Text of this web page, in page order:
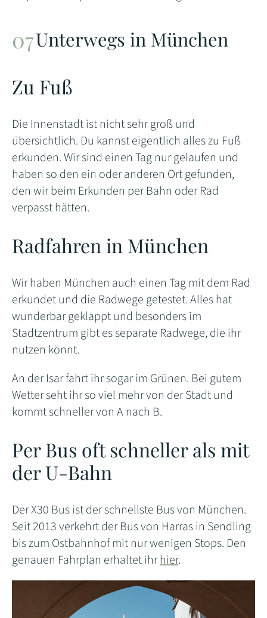
Unterwegs in München
Zu Fuß
Die Innenstadt ist nicht sehr groß und
übersichtlich. Du kannst eigentlich alles zu Fuß
erkunden. Wir sind einen Tag nur gelaufen und
haben so den ein oder anderen Ort gefunden,
den wir beim Erkunden per Bahn oder Rad
verpasst hätten.
Radfahren in München
Wir haben München auch einen Tag mit dem Rad
erkundet und die Radwege getestet. Alles hat
wunderbar geklappt und besonders im
Stadtzentrum gibt es separate Radwege, die ihr
nutzen könnt.
An der Isar fahrt ihr sogar im Grünen. Bei gutem
Wetter seht ihr so viel mehr von der Stadt und
kommt schneller von A nach B.
Per Bus oft schneller als mit
der U-Bahn
Der X30 Bus ist der schnellste Bus von München.
Seit 2013 verkehrt der Bus von Harras in Sendling
bis zum Ostbahnhof mit nur wenigen Stops. Den
genauen Fahrplan erhaltet ihrhier.